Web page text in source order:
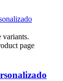
variants.
page